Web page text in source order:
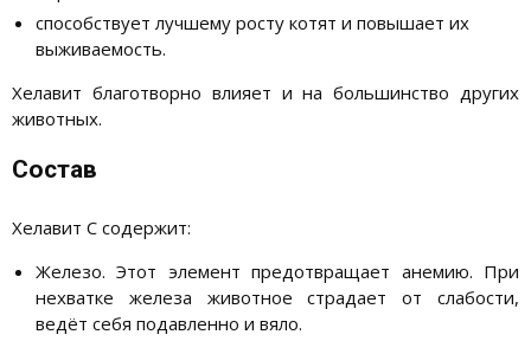
способствует лучшему росту котят и повышает их
выживаемость.
Хелавит благотворно влияет и на большинство других
животных.
Состав
Хелавит С содержит:
Железо. Этот элемент предотвращает анемию. При
нехватке железа животное страдает от слабости,
ведёт себя подавленно и вяло.